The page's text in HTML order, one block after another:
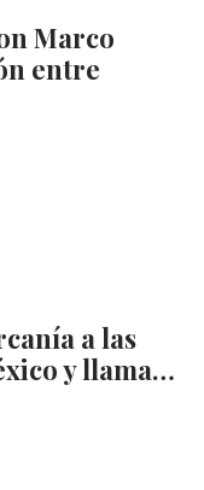
Marco
entre
a las
y llama…